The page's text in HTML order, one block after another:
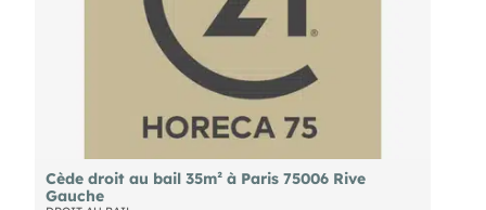
Cède droit au bail 35m² à Paris 75006 Rive
Gauche